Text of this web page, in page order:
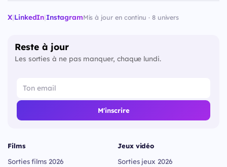
X|LinkedIn|InstagramMis à jour en continu · 8 univers
Reste à jour
Les sorties à ne pas manquer, chaque lundi.
M'inscrire
Films
Sorties films 2026
Jeux vidéo
Sorties jeux 2026